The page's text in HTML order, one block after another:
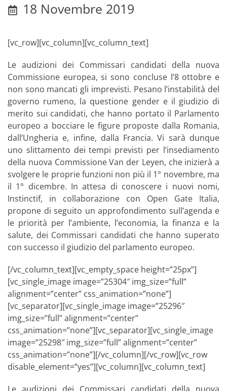
18 Novembre 2019
[vc_row][vc_column][vc_column_text]
Le audizioni dei Commissari candidati della nuova
Commissione europea, si sono concluse l’8 ottobre e
non sono mancati gli imprevisti. Pesano l’instabilità del
governo rumeno, la questione gender e il giudizio di
merito sui candidati, che hanno portato il Parlamento
europeo a bocciare le figure proposte dalla Romania,
dall’Ungheria e, infine, dalla Francia. Vi sarà dunque
uno slittamento dei tempi previsti per l’insediamento
della nuova Commissione Van der Leyen, che inizierà a
svolgere le proprie funzioni non più il 1° novembre, ma
il 1° dicembre. In attesa di conoscere i nuovi nomi,
Instinctif, in collaborazione con Open Gate Italia,
propone di seguito un approfondimento sull’agenda e
le priorità per l’ambiente, l’economia, la finanza e la
salute, dei Commissari candidati che hanno superato
con successo il giudizio del parlamento europeo.
[/vc_column_text][vc_empty_space height=”25px”]
[vc_single_image image=”25304″ img_size=”full”
alignment=”center” css_animation=”none”]
[vc_separator][vc_single_image image=”25296″
img_size=”full” alignment=”center”
css_animation=”none”][vc_separator][vc_single_image
image=”25298″ img_size=”full” alignment=”center”
css_animation=”none”][/vc_column][/vc_row][vc_row
disable_element=”yes”][vc_column][vc_column_text]